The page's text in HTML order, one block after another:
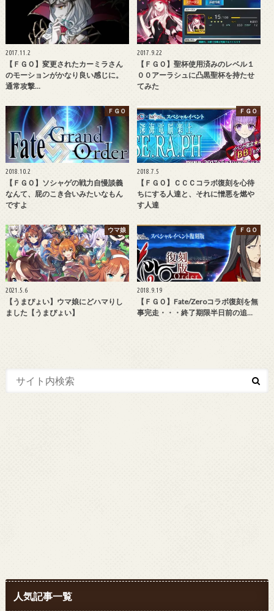
2017.11.2
【ＦＧＯ】変更されたカーミラさん
のモーションがかなり良い感じに。
通常攻撃…
2017.9.22
【ＦＧＯ】聖杯使用済みのレベル１
００アーラシュに凸黒聖杯を持たせ
てみた
ＦＧＯ
2018.10.2
【ＦＧＯ】ソシャゲの戦力自慢談義
なんて、屁のこき合いみたいなもん
ですよ
ＦＧＯ
2018.7.5
【ＦＧＯ】ＣＣＣコラボ復刻を心待
ちにする人達と、それに憎悪を燃や
す人達
ウマ娘
2021.5.6
【うまぴょい】ウマ娘にどハマりし
ました【うまぴょい】
ＦＧＯ
2018.9.19
【ＦＧＯ】Fate/Zeroコラボ復刻を無
事完走・・・終了期限半日前の追…
人気記事一覧